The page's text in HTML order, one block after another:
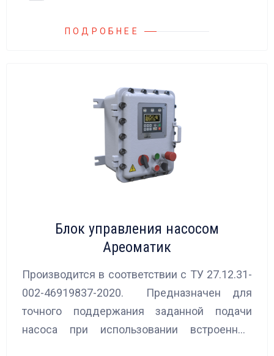
ПОДРОБНЕЕ
Блок управления насосом
Ареоматик
Производится в соответствии с ТУ 27.12.31-
002-46919837-2020. Предназначен для
точного поддержания заданной подачи
насоса при использовании встроенных